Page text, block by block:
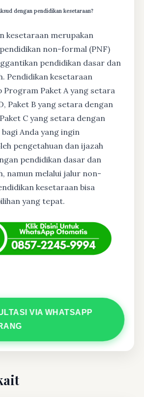
dengan pendidikan kesetaraan?
kesetaraan merupakan
non-formal (PNF)
pendidikan dasar dan
Pendidikan kesetaraan
Program Paket A yang setara
Paket B yang setara dengan
C yang setara dengan
bagi Anda yang ingin
pengetahuan dan ijazah
pendidikan dasar dan
namun melalui jalur non-
kesetaraan bisa
yang tepat.
VIA WHATSAPP